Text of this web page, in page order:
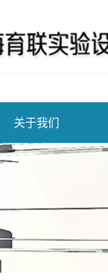
关于我们